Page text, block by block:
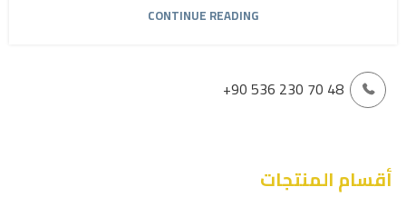
CONTINUE READING
+90 536 230 70 48
أقسام المنتجات